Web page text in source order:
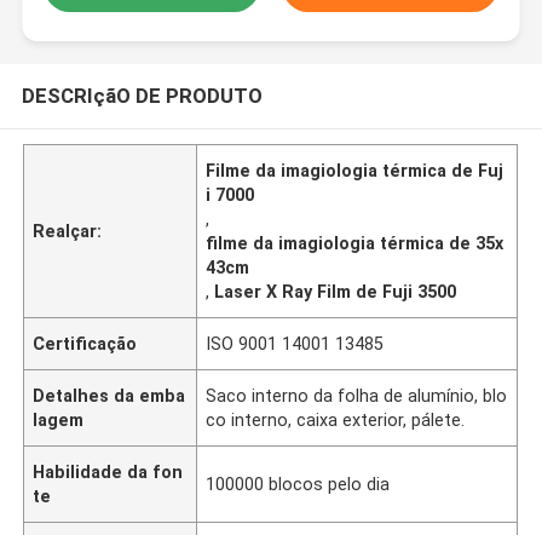
DESCRIçãO DE PRODUTO
Realçar:
Filme da imagiologia térmica de Fuj
i 7000
,
filme da imagiologia térmica de 35x
43cm
, Laser X Ray Film de Fuji 3500
Certificação ISO 9001 14001 13485
Detalhes da emba
lagem
Saco interno da folha de alumínio, blo
co interno, caixa exterior, pálete.
Habilidade da fon
te
100000 blocos pelo dia